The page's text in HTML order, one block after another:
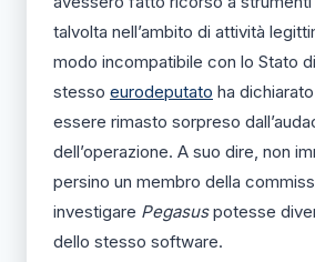
talvolta nell’ambito di attività
modo incompatibile con lo Stato
stesso eurodeputato ha
essere rimasto sorpreso
dell’operazione. A suo dire, non
persino un membro della
investigare Pegasuspotesse
dello stesso software.